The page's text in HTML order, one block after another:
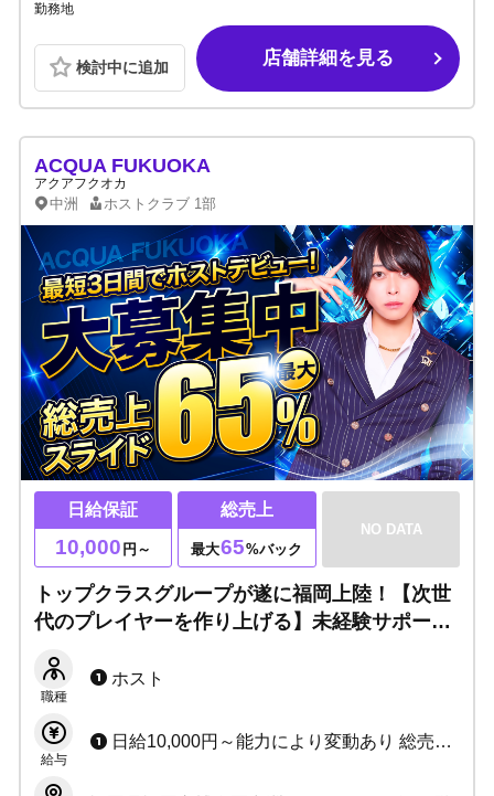
勤務地
検討中に追加 店舗詳細を見る
ACQUA FUKUOKA
アクアフクオカ
中洲 ホストクラブ 1部
日給保証
10,000 円～
総売上
最大65%バック
NO DATA
トップクラスグループが遂に福岡上陸！【次世
代のプレイヤーを作り上げる】未経験サポート
へと生まれ変わります☆移籍者には総額1億円
もご用意！！
職種
ホスト
給与
日給10,000円～能力により変動あり 総売上スライド45％～最大65％ ☆1カ月ごとの昇給あり ☆各種賞金あり